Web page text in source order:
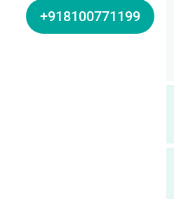
+918100771199